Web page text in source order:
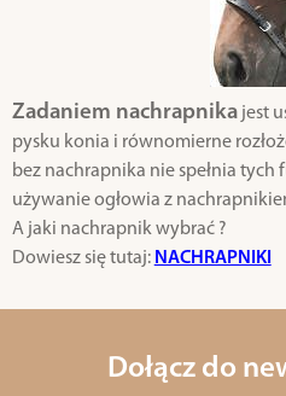
Zadaniem nachrapnikajest
pysku konia i równomierne
bez nachrapnika nie spełnia tych
używanie ogłowia z
A jaki nachrapnik wybrać ?
Dowiesz się tutaj: NACHRAPNIKI
Dołącz do